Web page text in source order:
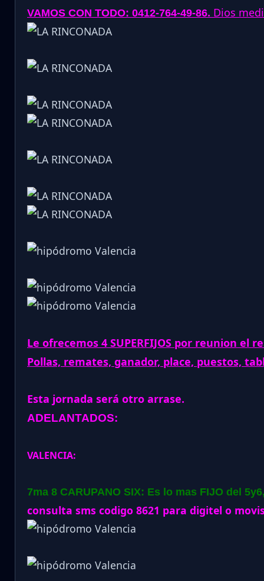
VAMOS CON TODO: 0412-764-49-86. Dios
Le ofrecemos 4 SUPERFIJOS por reunion el
Pollas, remates, ganador, place, puestos,
Esta jornada será otro arrase.
ADELANTADOS:
VALENCIA:
7ma 8 CARUPANO SIX: Es lo mas FIJO del
consulta sms codigo 8621 para digitel o